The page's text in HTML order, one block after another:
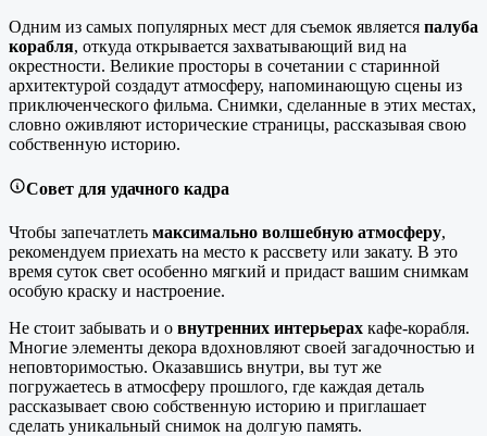
Одним из самых популярных мест для съемок является палуба
корабля, откуда открывается захватывающий вид на
окрестности. Великие просторы в сочетании с старинной
архитектурой создадут атмосферу, напоминающую сцены из
приключенческого фильма. Снимки, сделанные в этих местах,
словно оживляют исторические страницы, рассказывая свою
собственную историю.
Совет для удачного кадра
Чтобы запечатлеть максимально волшебную атмосферу,
рекомендуем приехать на место к рассвету или закату. В это
время суток свет особенно мягкий и придаст вашим снимкам
особую краску и настроение.
Не стоит забывать и о внутренних интерьерах кафе-корабля.
Многие элементы декора вдохновляют своей загадочностью и
неповторимостью. Оказавшись внутри, вы тут же
погружаетесь в атмосферу прошлого, где каждая деталь
рассказывает свою собственную историю и приглашает
сделать уникальный снимок на долгую память.